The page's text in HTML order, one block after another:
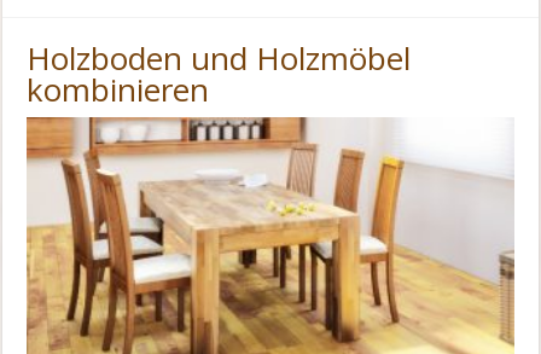
Holzboden und Holzmöbel
kombinieren